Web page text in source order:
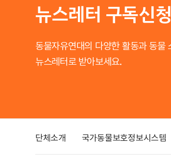
뉴스레터 구독신청
동물자유연대의 다양한 활동과 동물
뉴스레터로 받아보세요.
단체소개 국가동물보호정보시스템